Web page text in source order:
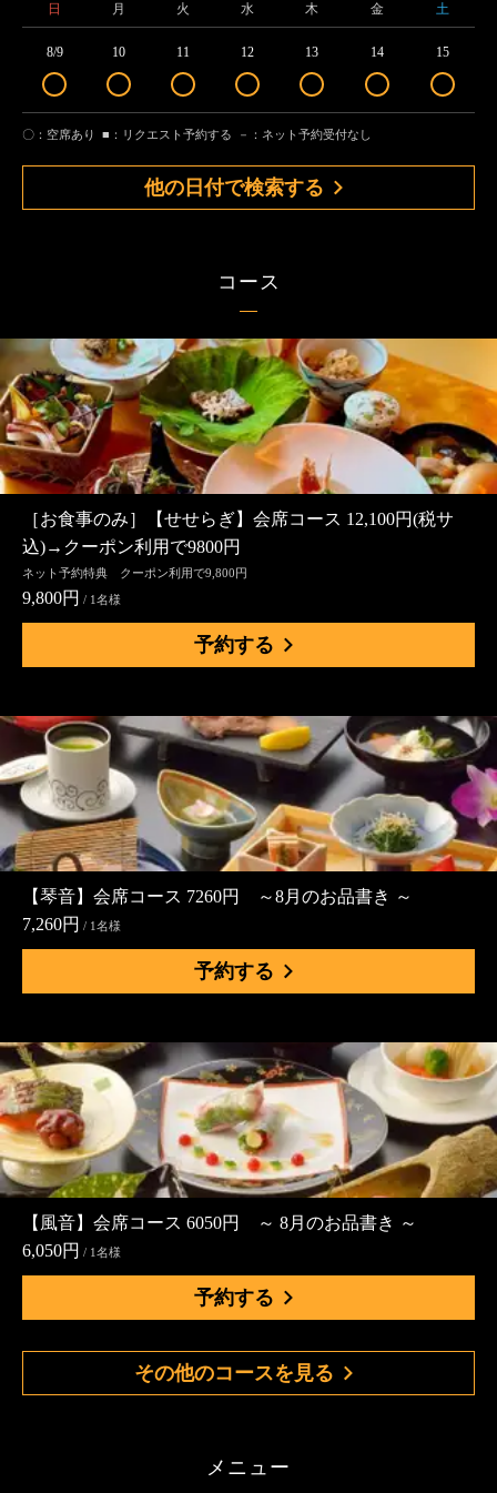
日 月 火 水 木 金 土
8/9 10 11 12 13 14 15
〇：空席あり ■：リクエスト予約する －：ネット予約受付なし
他の日付で検索する
コース
［お食事のみ］【せせらぎ】会席コース 12,100円(税サ
込)→クーポン利用で9800円
ネット予約特典 クーポン利用で9,800円
9,800円 / 1名様
予約する
【琴音】会席コース 7260円 ～8月のお品書き ～
7,260円 / 1名様
予約する
【風音】会席コース 6050円 ～ 8月のお品書き ～
6,050円 / 1名様
予約する
その他のコースを見る
メニュー